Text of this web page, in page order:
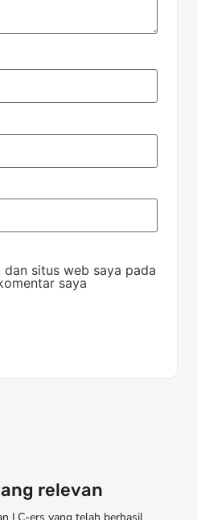
dan situs web saya pada
saya
relevan